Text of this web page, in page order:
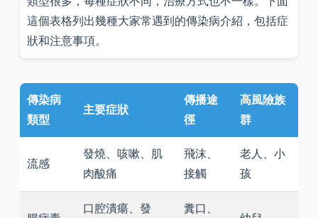
這個表格列出幾種大家常遇到的傳染病介紹，包括症
狀和注意事項。
傳染病
類型
主要症狀
傳播途
徑
高風險族
群
流感
發燒、咳嗽、肌
肉酸痛
飛沫、
接觸
老人、小
孩
口腔潰瘍、發
糞口、